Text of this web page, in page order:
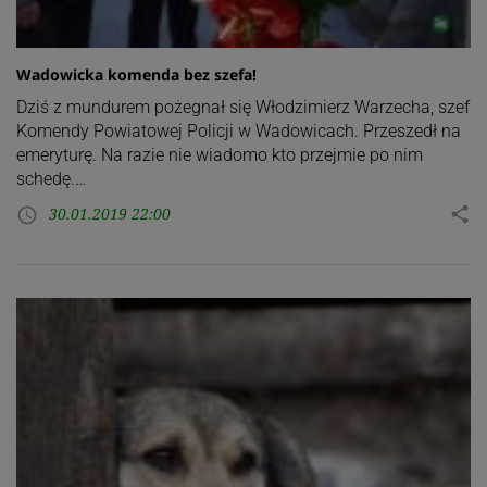
Wadowicka komenda bez szefa!
Dziś z mundurem pożegnał się Włodzimierz Warzecha, szef
Komendy Powiatowej Policji w Wadowicach. Przeszedł na
emeryturę. Na razie nie wiadomo kto przejmie po nim
schedę.…
access_time 30.01.2019 22:00 share